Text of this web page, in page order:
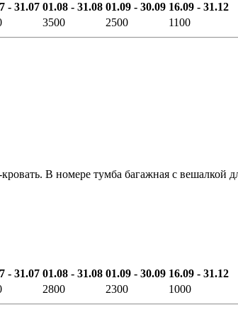
- 31.07 01.08 - 31.08 01.09 - 30.09 16.09 - 31.12
3500 2500 1100
В номере тумба багажная с
- 31.07 01.08 - 31.08 01.09 - 30.09 16.09 - 31.12
2800 2300 1000